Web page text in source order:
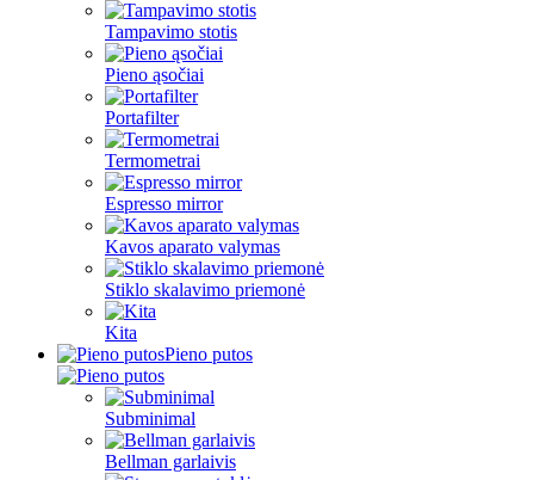
Tampavimo stotis
Pieno ąsočiai
Portafilter
Termometrai
Espresso mirror
Kavos aparato valymas
Stiklo skalavimo priemonė
Kita
Pieno putos
Subminimal
Bellman garlaivis